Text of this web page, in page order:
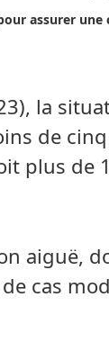
assurer une
la
de
plus de
aiguë,
cas